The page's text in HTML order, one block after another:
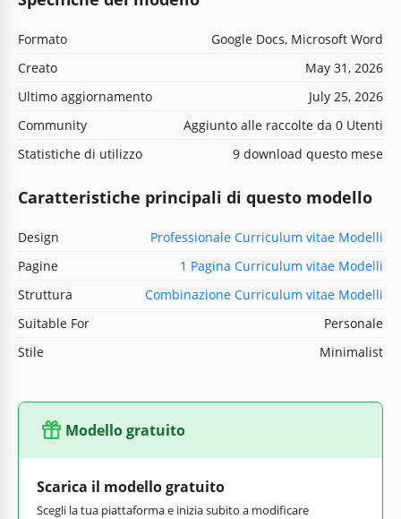
Formato
Google Docs, Microsoft Word
Creato
May 31, 2026
Ultimo aggiornamento
July 25, 2026
Community
Aggiunto alle raccolte da 0 Utenti
Statistiche di utilizzo
9 download questo mese
Caratteristiche principali di questo modello
Design
Professionale Curriculum vitae Modelli
Pagine
1 Pagina Curriculum vitae Modelli
Struttura
Combinazione Curriculum vitae Modelli
Suitable For
Personale
Stile
Minimalist
Modello gratuito
Scarica il modello gratuito
Scegli la tua piattaforma e inizia subito a modificare